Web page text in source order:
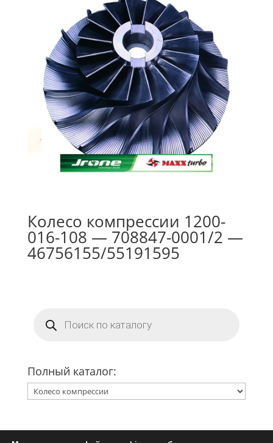
Колесо компрессии 1200-
016-108 — 708847-0001/2 —
46756155/55191595
товаров
Полный каталог: